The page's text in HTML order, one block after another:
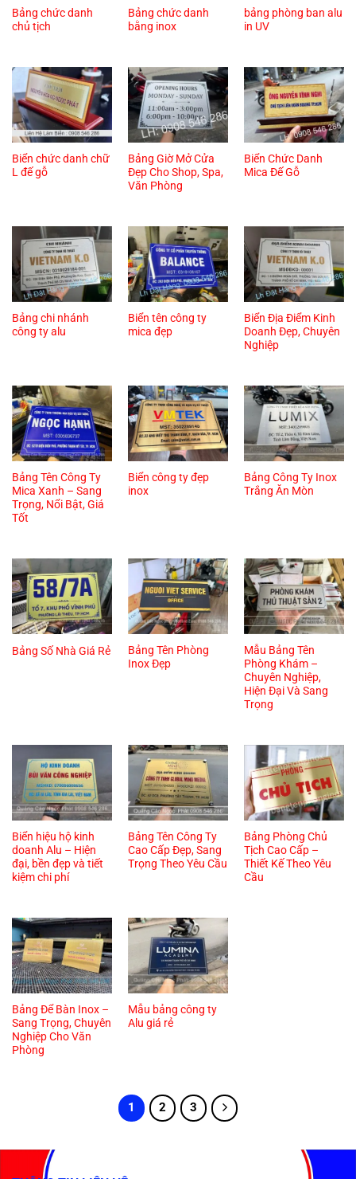
Bảng chức danh
chủ tịch
Bảng chức danh
bằng inox
bảng phòng ban alu
in UV
Biển chức danh chữ
L đế gỗ
Bảng Giờ Mở Cửa
Đẹp Cho Shop, Spa,
Văn Phòng
Biển Chức Danh
Mica Đế Gỗ
Bảng chi nhánh
công ty alu
Biển tên công ty
mica đẹp
Biển Địa Điểm Kinh
Doanh Đẹp, Chuyên
Nghiệp
Bảng Tên Công Ty
Mica Xanh – Sang
Trọng, Nổi Bật, Giá
Tốt
Biển công ty đẹp
inox
Bảng Công Ty Inox
Trắng Ăn Mòn
Bảng Số Nhà Giá Rẻ
Bảng Tên Phòng
Inox Đẹp
Mẫu Bảng Tên
Phòng Khám –
Chuyên Nghiệp,
Hiện Đại Và Sang
Trọng
Biển hiệu hộ kinh
doanh Alu – Hiện
đại, bền đẹp và tiết
kiệm chi phí
Bảng Tên Công Ty
Cao Cấp Đẹp, Sang
Trọng Theo Yêu Cầu
Bảng Phòng Chủ
Tịch Cao Cấp –
Thiết Kế Theo Yêu
Cầu
Bảng Để Bàn Inox –
Sang Trọng, Chuyên
Nghiệp Cho Văn
Phòng
Mẫu bảng công ty
Alu giá rẻ
1 2 3